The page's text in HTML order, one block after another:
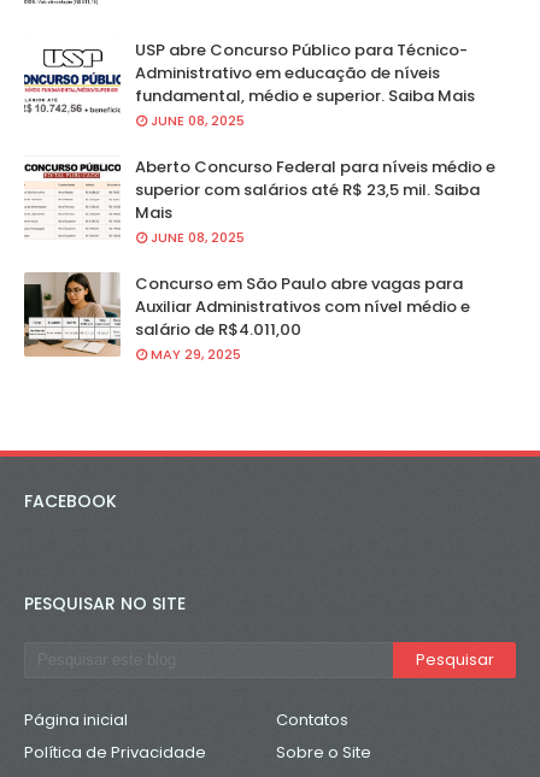
USP abre Concurso Público para Técnico-
Administrativo em educação de níveis
fundamental, médio e superior. Saiba Mais
JUNE 08, 2025
Aberto Concurso Federal para níveis médio e
superior com salários até R$ 23,5 mil. Saiba
Mais
JUNE 08, 2025
Concurso em São Paulo abre vagas para
Auxiliar Administrativos com nível médio e
salário de R$4.011,00
MAY 29, 2025
FACEBOOK
PESQUISAR NO SITE
Página inicial
Contatos
Política de Privacidade
Sobre o Site